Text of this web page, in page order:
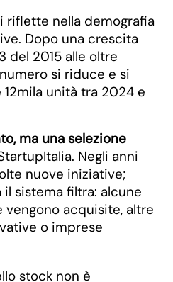
riflette nella demografia
Dopo una crescita
del 2015 alle oltre
si riduce e si
unità tra 2024 e
ma una selezione
Negli anni
nuove iniziative;
il sistema filtra: alcune
vengono acquisite, altre
o imprese
stock non è